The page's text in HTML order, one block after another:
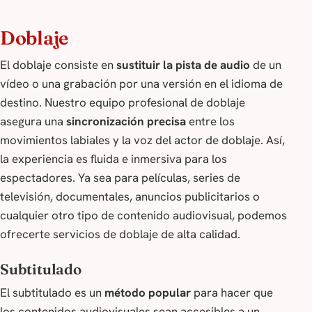
Doblaje
El doblaje consiste ensustituir la pista de audio de un
vídeo o una grabación por una versión en el idioma de
destino. Nuestro equipo profesional de doblaje
asegura una sincronización precisaentre los
movimientos labiales y la voz del actor de doblaje. Así,
la experiencia es fluida e inmersiva para los
espectadores. Ya sea para películas, series de
televisión, documentales, anuncios publicitarios o
cualquier otro tipo de contenido audiovisual, podemos
ofrecerte servicios de doblaje de alta calidad.
Subtitulado
El subtitulado es un método popular para hacer que